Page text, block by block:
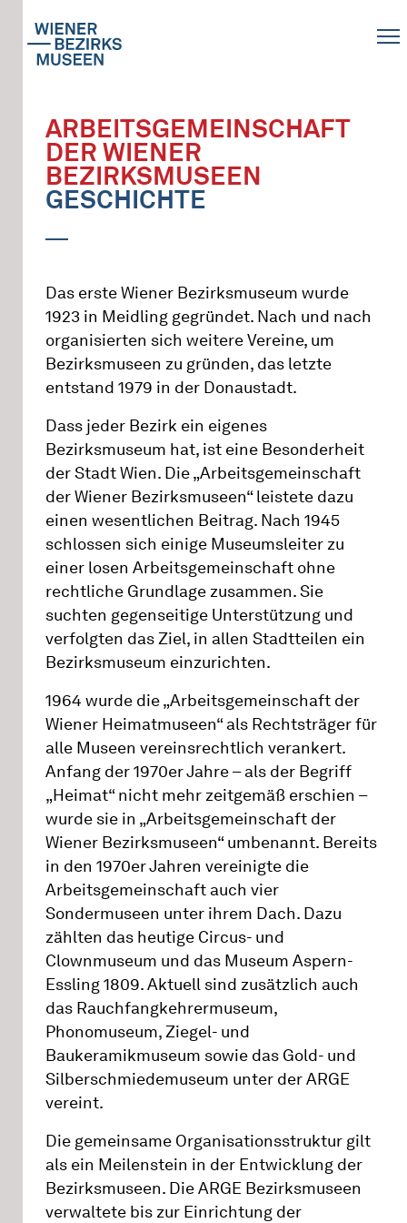
ARBEITSGEMEINSCHAFT
DER WIENER
BEZIRKSMUSEEN
GESCHICHTE
Das erste Wiener Bezirksmuseum wurde
1923 in Meidling gegründet. Nach und nach
organisierten sich weitere Vereine, um
Bezirksmuseen zu gründen, das letzte
entstand 1979 in der Donaustadt.
Dass jeder Bezirk ein eigenes
Bezirksmuseum hat, ist eine Besonderheit
der Stadt Wien. Die „Arbeitsgemeinschaft
der Wiener Bezirksmuseen“ leistete dazu
einen wesentlichen Beitrag. Nach 1945
schlossen sich einige Museumsleiter zu
einer losen Arbeitsgemeinschaft ohne
rechtliche Grundlage zusammen. Sie
suchten gegenseitige Unterstützung und
verfolgten das Ziel, in allen Stadtteilen ein
Bezirksmuseum einzurichten.
1964 wurde die „Arbeitsgemeinschaft der
Wiener Heimatmuseen“ als Rechtsträger für
alle Museen vereinsrechtlich verankert.
Anfang der 1970er Jahre – als der Begriff
„Heimat“ nicht mehr zeitgemäß erschien –
wurde sie in „Arbeitsgemeinschaft der
Wiener Bezirksmuseen“ umbenannt. Bereits
in den 1970er Jahren vereinigte die
Arbeitsgemeinschaft auch vier
Sondermuseen unter ihrem Dach. Dazu
zählten das heutige Circus- und
Clownmuseum und das Museum Aspern-
Essling 1809. Aktuell sind zusätzlich auch
das Rauchfangkehrermuseum,
Phonomuseum, Ziegel- und
Baukeramikmuseum sowie das Gold- und
Silberschmiedemuseum unter der ARGE
vereint.
Die gemeinsame Organisationsstruktur gilt
als ein Meilenstein in der Entwicklung der
Bezirksmuseen. Die ARGE Bezirksmuseen
verwaltete bis zur Einrichtung der